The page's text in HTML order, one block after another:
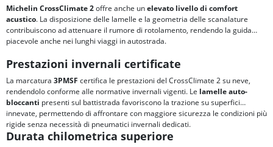
Michelin CrossClimate 2offre anche unelevato livello di comfort
acustico. La disposizione delle lamelle e la geometria delle scanalature
contribuiscono ad attenuare il rumore di rotolamento, rendendo la guida
piacevole anche nei lunghi viaggi in autostrada.
Prestazioni invernali certificate
La marcatura 3PMSF certifica le prestazioni del CrossClimate 2 su neve,
rendendolo conforme alle normative invernali vigenti. Le lamelle auto-
bloccanti presenti sul battistrada favoriscono la trazione su superfici
innevate, permettendo di affrontare con maggiore sicurezza le condizioni più
rigide senza necessità di pneumatici invernali dedicati.
Durata chilometrica superiore